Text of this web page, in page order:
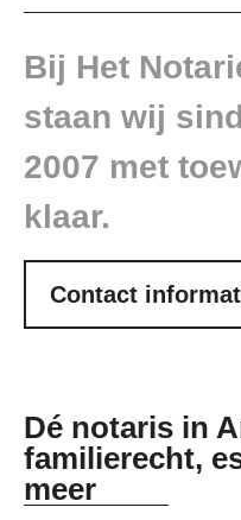
Bij Het
staan wij
2007 met
klaar.
Contact
Dé notaris in
familierecht,
meer